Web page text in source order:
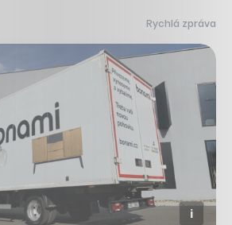
Rychlá zpráva